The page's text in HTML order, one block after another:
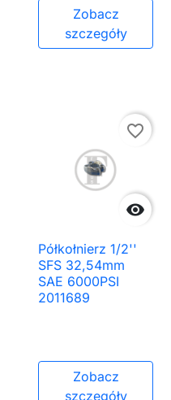
Zobacz
szczegóły

favorite_border
Półkołnierz 1/2''
SFS 32,54mm
SAE 6000PSI
2011689
Zobacz
szczegóły